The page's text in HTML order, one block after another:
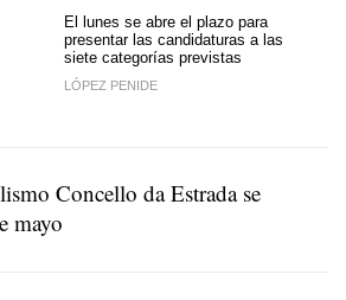
El lunes se abre el plazo para
presentar las candidaturas a las
siete categorías previstas
LÓPEZ PENIDE
Concello da Estrada se
mayo